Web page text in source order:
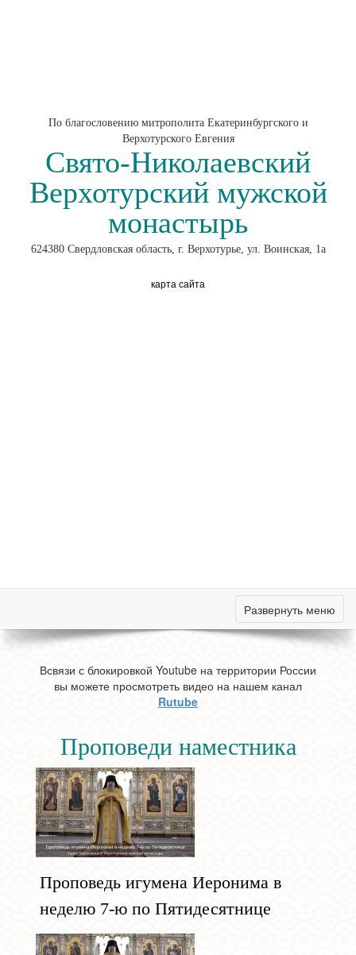
По благословению митрополита Екатеринбургского и
Верхотурского Евгения
Свято-Николаевский
Верхотурский мужской
монастырь
624380 Свердловская область, г. Верхотурье, ул. Воинская, 1а
карта сайта
Развернуть меню
Всвязи с блокировкой Youtube на территории России
вы можете просмотреть видео на нашем канал
Rutube
Проповеди наместника
Проповедь игумена Иеронима в
неделю 7-ю по Пятидесятнице